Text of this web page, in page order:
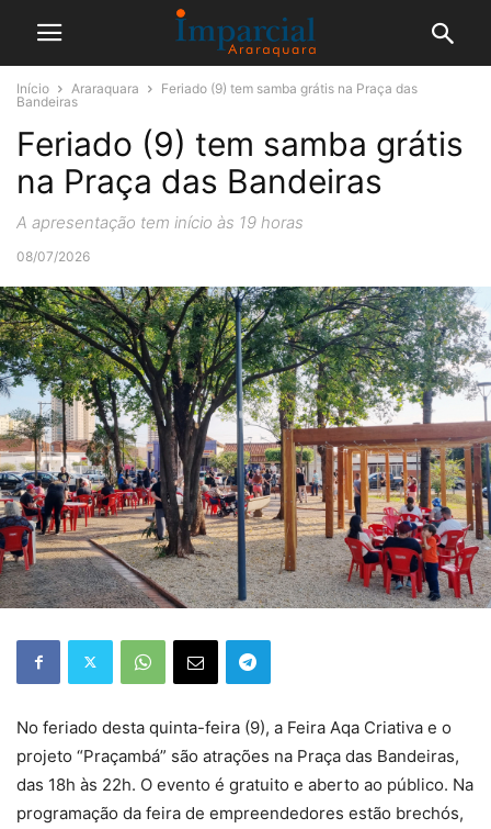
Início Araraquara
Feriado (9) tem samba grátis na Praça das
Bandeiras
Feriado (9) tem samba grátis
na Praça das Bandeiras
A apresentação tem início às 19 horas
08/07/2026
No feriado desta quinta-feira (9), a Feira Aqa Criativa e o
projeto “Praçambá” são atrações na Praça das Bandeiras,
das 18h às 22h. O evento é gratuito e aberto ao público. Na
programação da feira de empreendedores estão brechós,